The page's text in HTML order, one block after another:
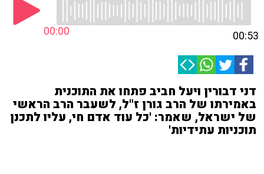
00:00 00:53
דני דבורין ויעל חביב פתחו את התוכנית
באמירתו של הרב גורן ז"ל, לשעבר הרב הראשי
של ישראל, שאמר: 'כל עוד אדם חי, עליו לתכנן
תוכניות עתידיות'